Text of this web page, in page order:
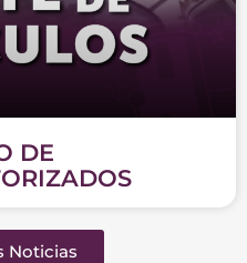
DE
Noticias